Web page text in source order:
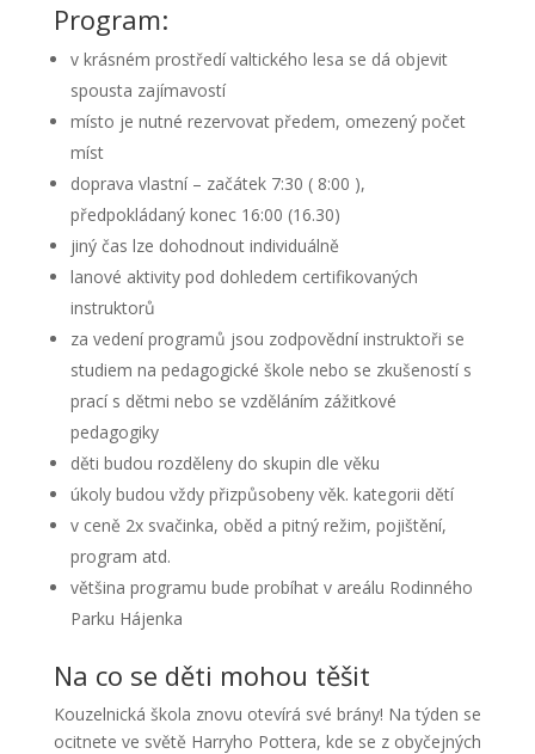
Program:
v krásném prostředí valtického lesa se dá objevit
spousta zajímavostí
místo je nutné rezervovat předem, omezený počet
míst
doprava vlastní – začátek 7:30 ( 8:00 ),
předpokládaný konec 16:00 (16.30)
jiný čas lze dohodnout individuálně
lanové aktivity pod dohledem certifikovaných
instruktorů
za vedení programů jsou zodpovědní instruktoři se
studiem na pedagogické škole nebo se zkušeností s
prací s dětmi nebo se vzděláním zážitkové
pedagogiky
děti budou rozděleny do skupin dle věku
úkoly budou vždy přizpůsobeny věk. kategorii dětí
v ceně 2x svačinka, oběd a pitný režim, pojištění,
program atd.
většina programu bude probíhat v areálu Rodinného
Parku Hájenka
Na co se děti mohou těšit
Kouzelnická škola znovu otevírá své brány! Na týden se
ocitnete ve světě Harryho Pottera, kde se z obyčejných